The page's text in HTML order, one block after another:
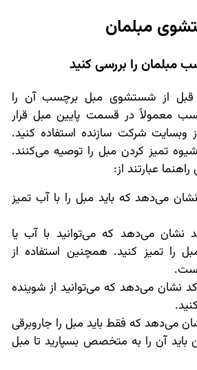
مبلمان
قبل از شستشوی مبل برچسب آن را
معمولاً در قسمت پایین مبل قرار
وبسایت شرکت سازنده استفاده کنید.
تمیز کردن مبل را توصیه می‌کنند.
عبارتند از:
می‌دهد که باید مبل را با آب تمیز
نشان می‌دهد که می‌توانید با آب یا
را تمیز کنید. همچنین استفاده از
نشان می‌دهد که می‌توانید از شوینده
می‌دهد که فقط باید مبل را جاروبرقی
آن را به متخصص بسپارید تا مبل